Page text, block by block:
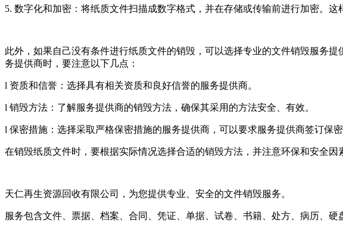
5. 数字化和加密：将纸质文件扫描成数字格式，并在存储或传输前进行加密。
此外，如果自己没有条件进行纸质文件的销毁，可以选择专业的文件销毁服务
务提供商时，要注意以下几点：
l 资质和信誉：选择具有相关资质和良好信誉的服务提供商。
l 销毁方法：了解服务提供商的销毁方法，确保其采用的方法安全、有效。
l 保密措施：选择采取严格保密措施的服务提供商，可以要求服务提供商签订保
在销毁纸质文件时，要根据实际情况选择合适的销毁方法，并注意环保和安全
天仁再生资源回收有限公司，为您提供专业、安全的文件销毁服务。
服务包含文件、票据、档案、合同、凭证、单据、试卷、书籍、处方、病历、